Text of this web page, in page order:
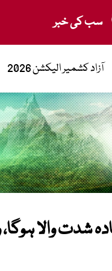
سب کی خبر
آزاد کشمیر الیکشن 2026
شدت والا